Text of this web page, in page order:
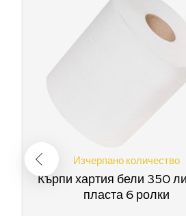
Изчерпано количество
Кърпи хартия бели 350
пласта 6 ролки